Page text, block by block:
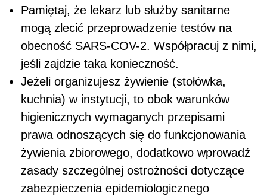
Pamiętaj, że lekarz lub służby sanitarne
mogą zlecić przeprowadzenie testów na
obecność SARS-COV-2. Współpracuj z nimi,
jeśli zajdzie taka konieczność.
Jeżeli organizujesz żywienie (stołówka,
kuchnia) w instytucji, to obok warunków
higienicznych wymaganych przepisami
prawa odnoszących się do funkcjonowania
żywienia zbiorowego, dodatkowo wprowadź
zasady szczególnej ostrożności dotyczące
zabezpieczenia epidemiologicznego